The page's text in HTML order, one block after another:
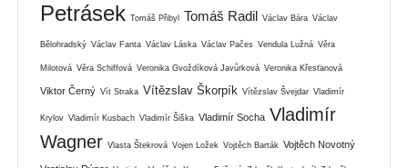
Petrásek Tomáš Přibyl Tomáš Radil Václav Bára Václav
Bělohradský Václav Fanta Václav Láska Václav Pačes Vendula Lužná Věra
Milotová Věra Schiffová Veronika Gvoždíková Javůrková Veronika Křesťanová
Viktor Černý Vít Straka Vítězslav Škorpík Vítězslav Švejdar Vladimír
Krylov Vladimír Kusbach Vladimír Šiška Vladimír Socha Vladimír
Wagner Vlasta Štekrová Vojen Ložek Vojtěch Barták Vojtěch Novotný